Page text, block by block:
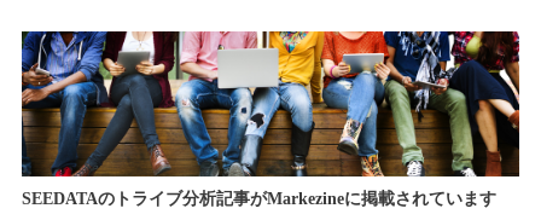
エスノグラフィー（ethnography） セミナー 商品開発（product development）
グローバル（global） お知らせ（information） アフターコロナ(afterCOVID) WEB3
サービスデザイン（service design） 事例紹介（case study） 未分類 Zs
ギグワーカー（gigworker） D2C ホワイトペーパー(whitepaper)
コミュニティ（community） マーケティング（marketing）
SEEDATAのトライブ分析記事がMarkezineに掲載されています